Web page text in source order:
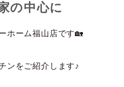
の中心に
ホーム福山店です🏡
ンをご紹介します♪